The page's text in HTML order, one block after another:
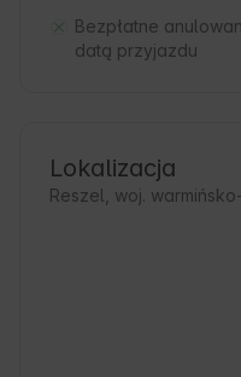
Bezpłatne
datą przyjazdu
Lokalizacja
Reszel, woj.